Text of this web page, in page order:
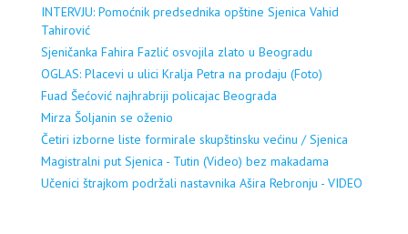
INTERVJU: Pomoćnik predsednika opštine Sjenica Vahid
Tahirović
Sjeničanka Fahira Fazlić osvojila zlato u Beogradu
OGLAS: Placevi u ulici Kralja Petra na prodaju (Foto)
Fuad Šećović najhrabriji policajac Beograda
Mirza Šoljanin se oženio
Četiri izborne liste formirale skupštinsku većinu / Sjenica
Magistralni put Sjenica - Tutin (Video) bez makadama
Učenici štrajkom podržali nastavnika Ašira Rebronju - VIDEO